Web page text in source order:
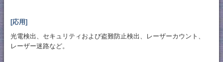
[応用]
光電検出、セキュリティおよび盗難防止検出、レーザーカウント、
レーザー迷路など。